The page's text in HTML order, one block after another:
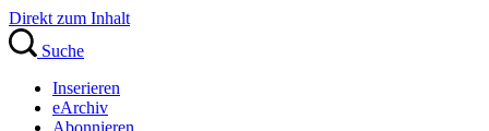
Direkt zum Inhalt
Suche
Inserieren
eArchiv
Abonnieren